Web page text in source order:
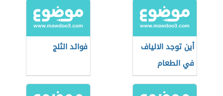
أين توجد الالياف
في الطعام
فوائد الثلج